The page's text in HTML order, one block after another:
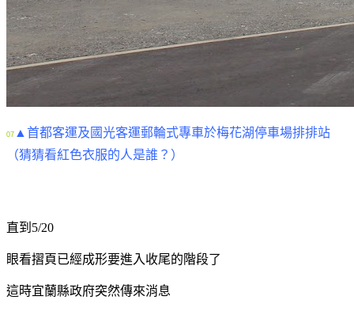
07 ▲首都客運及國光客運郵輪式專車於梅花湖停車場排排站
（猜猜看紅色衣服的人是誰？）
直到5/20
眼看摺頁已經成形要進入收尾的階段了
這時宜蘭縣政府突然傳來消息